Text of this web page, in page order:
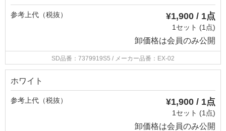
参考上代（税抜） ¥1,900 / 1点
1セット (1点)
卸価格は会員のみ公開
SD品番：7379919S5 / メーカー品番：EX-02
ホワイト
参考上代（税抜） ¥1,900 / 1点
1セット (1点)
卸価格は会員のみ公開